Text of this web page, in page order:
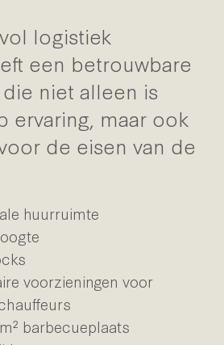
logistiek
een betrouwbare
niet alleen is
ervaring, maar ook
de eisen van de
huurruimte
voorzieningen voor
barbecueplaats